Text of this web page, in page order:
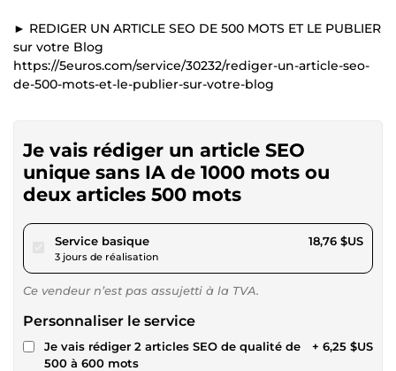
► REDIGER UN ARTICLE SEO DE 500 MOTS ET LE PUBLIER
sur votre Blog
https://5euros.com/service/30232/rediger-un-article-seo-
de-500-mots-et-le-publier-sur-votre-blog
Je vais rédiger un article SEO
unique sans IA de 1000 mots ou
deux articles 500 mots
Service basiquepour 17,28 $US
3 jours de réalisation
18,76 $US
Ce vendeur n’est pas assujetti à la TVA.
Personnaliser le service
Je vais rédiger 2 articles SEO de qualité de
500 à 600 mots
+ 6,25 $US